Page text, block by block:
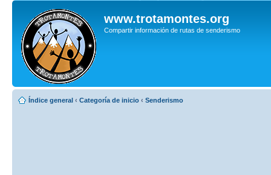
www.trotamontes.org
Compartir información de rutas de senderismo
Índice general ‹ Categoría de inicio ‹ Senderismo